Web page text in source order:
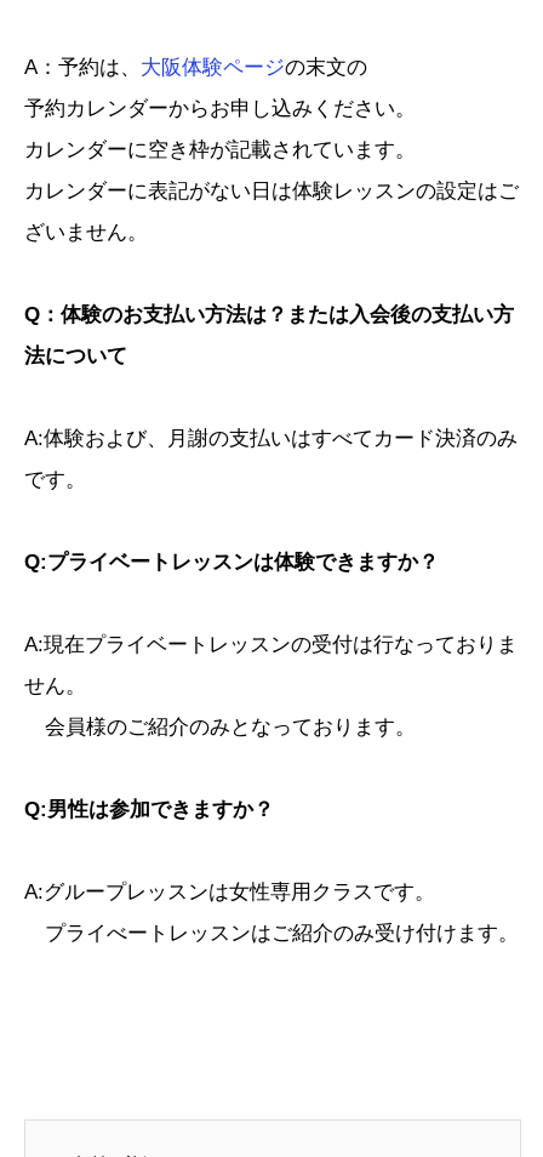
A：予約は、 大阪体験ページの末文の
予約カレンダーからお申し込みください。
カレンダーに空き枠が記載されています。
カレンダーに表記がない日は体験レッスンの設定はご
ざいません。
Q：体験のお支払い方法は？または入会後の支払い方
法について
A:体験および、月謝の支払いはすべてカード決済のみ
です。
Q:プライベートレッスンは体験できますか？
A:現在プライベートレッスンの受付は行なっておりま
せん。
会員様のご紹介のみとなっております。
Q:男性は参加できますか？
A:グループレッスンは女性専用クラスです。
プライべートレッスンはご紹介のみ受け付けます。